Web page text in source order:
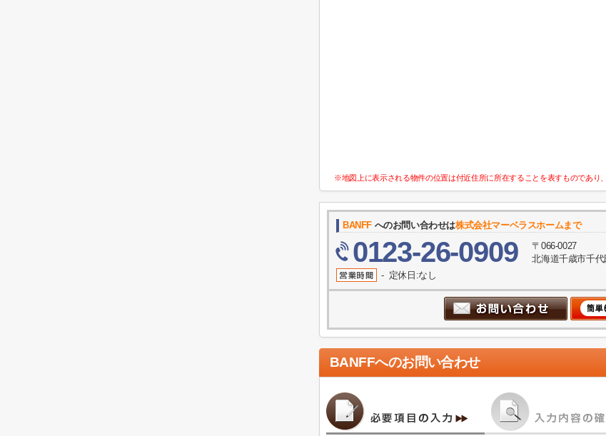
※地図上に表示される物件の位置は付近住所に所在することを表すものであり
BANFF へのお問い合わせは​株式会社マーベラスホームまで
0123-26-0909
〒066-0027
北海道千歳市千
- 定休日:なし
BANFFへのお問い合わせ